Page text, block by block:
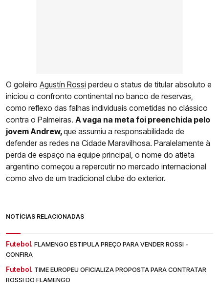
O goleiro Agustín Rossi perdeu o status de titular absoluto e
iniciou o confronto continental no banco de reservas,
como reflexo das falhas individuais cometidas no clássico
contra o Palmeiras. A vaga na meta foi preenchida pelo
jovem Andrew,que assumiu a responsabilidade de
defender as redes na Cidade Maravilhosa. Paralelamente à
perda de espaço na equipe principal, o nome do atleta
argentino começou a repercutir no mercado internacional
como alvo de um tradicional clube do exterior.
NOTÍCIAS RELACIONADAS
Futebol. FLAMENGO ESTIPULA PREÇO PARA VENDER ROSSI -
CONFIRA
Futebol. TIME EUROPEU OFICIALIZA PROPOSTA PARA CONTRATAR
ROSSI DO FLAMENGO